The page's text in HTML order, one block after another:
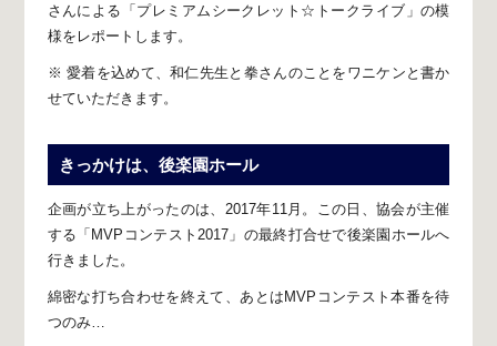
さんによる 「プレミアムシークレット☆トークライブ」 の模
様をレポートします。
※ 愛着を込めて、和仁先生と拳さんのことを ワニケンと書か
せていただきます。
きっかけは、後楽園ホール
企画が立ち上がったのは、2017年11月。
この日、協会が主催
する「MVPコンテスト2017」の最終打合せで後楽園ホールへ
行きました。
綿密な打ち合わせを終えて、 あとはMVPコンテスト本番を待
つのみ…